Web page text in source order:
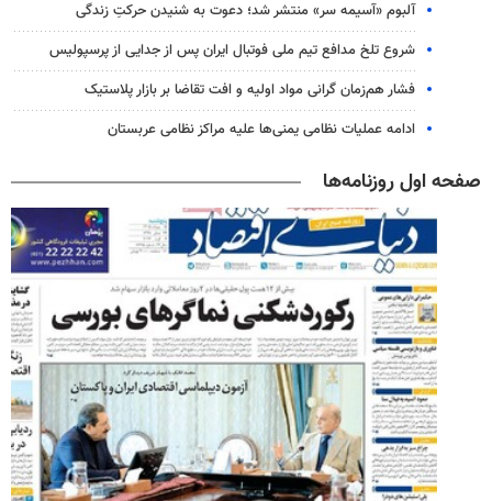
آلبوم «آسیمه سر» منتشر شد؛ دعوت به شنیدن حرکتِ زندگی
شروع تلخ مدافع تیم ملی فوتبال ایران پس از جدایی از پرسپولیس
فشار هم‌زمان گرانی مواد اولیه و افت تقاضا بر بازار پلاستیک
ادامه عملیات نظامی یمنی‌ها علیه مراکز نظامی عربستان
صفحه اول روزنامه‌ها